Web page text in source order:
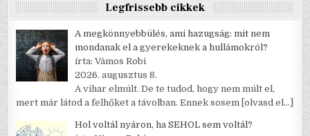
Legfrissebb cikkek
A megkönnyebbülés, ami hazugság: mit nem
mondanak el a gyerekeknek a hullámokról?
írta: Vámos Robi
2026. augusztus 8.
A vihar elmúlt. De te tudod, hogy nem múlt el,
mert már látod a felhőket a távolban. Ennek sosem [olvasd el…]
Hol voltál nyáron, ha SEHOL sem voltál?